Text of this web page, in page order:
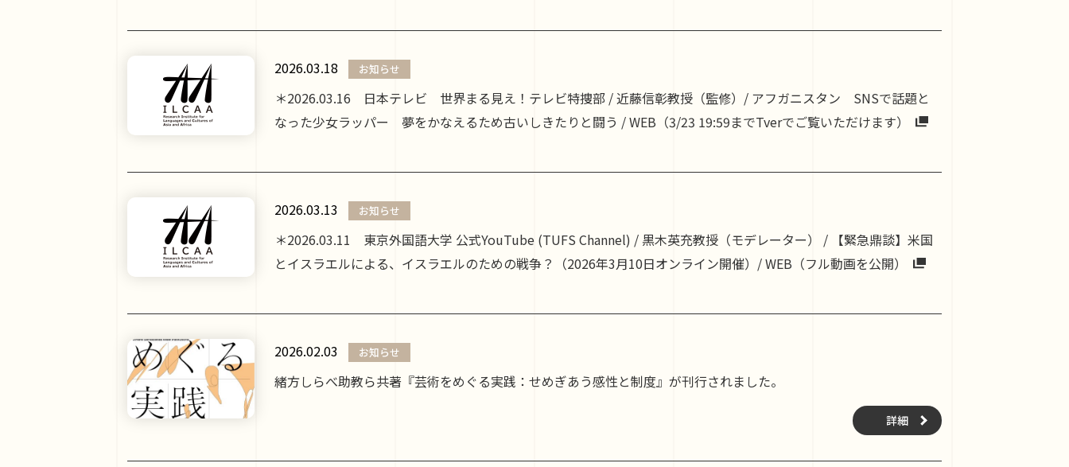
2026.03.18 お知らせ
＊2026.03.16 日本テレビ 世界まる見え！テレビ特捜部 / 近藤信彰教授（監修）/ アフガニスタン SNSで話題と
なった少女ラッパー 夢をかなえるため古いしきたりと闘う / WEB（3/23 19:59までTverでご覧いただけます）
2026.03.13 お知らせ
＊2026.03.11 東京外国語大学 公式YouTube (TUFS Channel) / 黒木英充教授（モデレーター） / 【緊急鼎談】米国
とイスラエルによる、イスラエルのための戦争？（2026年3月10日オンライン開催）/ WEB（フル動画を公開）
2026.02.03 お知らせ
緒方しらべ助教ら共著『芸術をめぐる実践：せめぎあう感性と制度』が刊行されました。
詳細